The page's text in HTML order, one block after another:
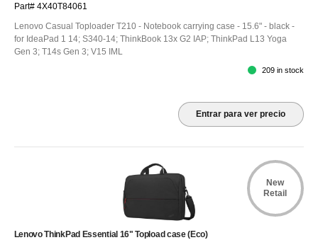
Part# 4X40T84061
Lenovo Casual Toploader T210 - Notebook carrying case - 15.6" - black -
for IdeaPad 1 14; S340-14; ThinkBook 13x G2 IAP; ThinkPad L13 Yoga
Gen 3; T14s Gen 3; V15 IML
209 in stock
Entrar para ver precio
New
Retail
Lenovo ThinkPad Essential 16" Topload case (Eco)